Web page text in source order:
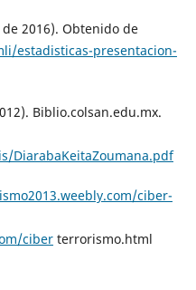
de 2016). Obtenido de
estadisticas-presentacion-
Biblio.colsan.edu.mx.
DiarabaKeitaZoumana.pdf
ciber-
ciberterrorismo.html